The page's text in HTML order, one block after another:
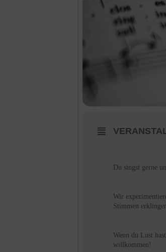
Du singst gerne
Wir
Stimmen
Wenn du Lust
willkommen!